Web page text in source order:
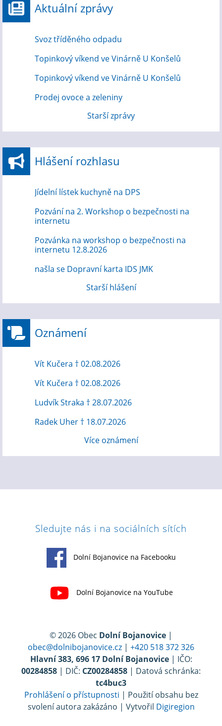
Aktuální zprávy
Svoz tříděného odpadu
Topinkový víkend ve Vinárně U Konšelů
Topinkový víkend ve Vinárně U Konšelů
Prodej ovoce a zeleniny
Starší zprávy
Hlášení rozhlasu
Jídelní lístek kuchyně na DPS
Pozvání na 2. Workshop o bezpečnosti na
internetu
Pozvánka na workshop o bezpečnosti na
internetu 12.8.2026
našla se Dopravní karta IDS JMK
Starší hlášení
Oznámení
Vít Kučera † 02.08.2026
Vít Kučera † 02.08.2026
Ludvík Straka † 28.07.2026
Radek Uher † 18.07.2026
Více oznámení
Sledujte nás i na sociálních sítích
Dolní Bojanovice na Facebooku
Dolní Bojanovice na YouTube
© 2026 Obec Dolní Bojanovice |
obec@dolnibojanovice.cz | +420 518 372 326
Hlavní 383, 696 17 Dolní Bojanovice| IČO:
00284858 | DIČ: CZ00284858 | Datová schránka:
tc4buc3
Prohlášení o přístupnosti | Použití obsahu bez
svolení autora zakázáno | Vytvořil Digiregion